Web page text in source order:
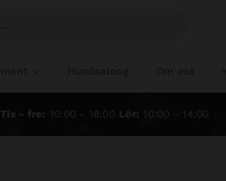
Tis - fre: 10:00 - 18:00 Lör: 10:00 - 14:00